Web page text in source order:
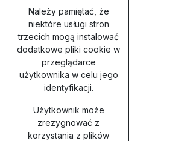
Należy pamiętać, że
niektóre usługi stron
trzecich mogą instalować
dodatkowe pliki cookie w
przeglądarce
użytkownika w celu jego
identyfikacji.
Użytkownik może
zrezygnować z
korzystania z plików